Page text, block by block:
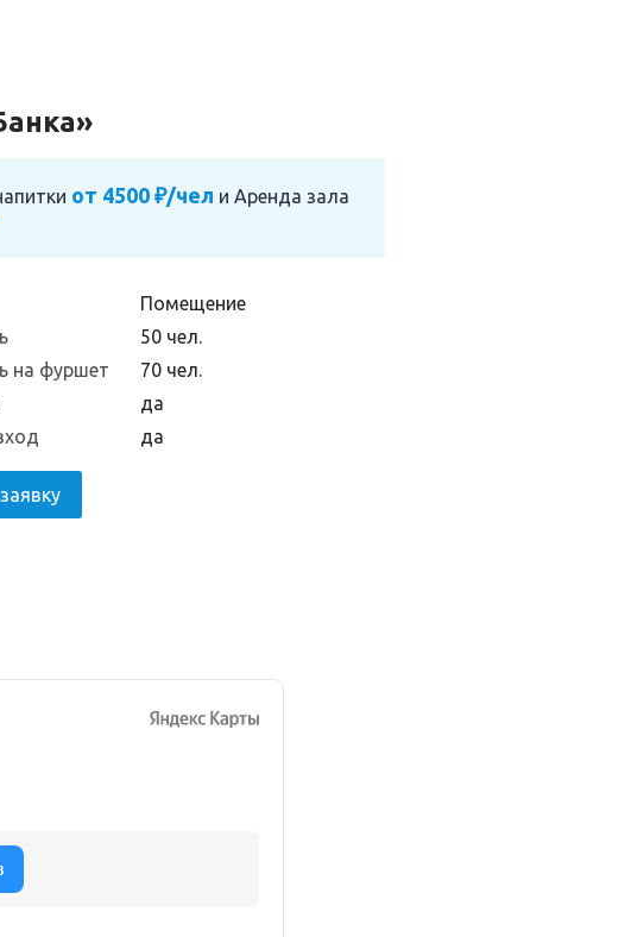
от 4500 ₽/чел и Аренда зала
Помещение
50 чел.
на фуршет
70 чел.
да
да